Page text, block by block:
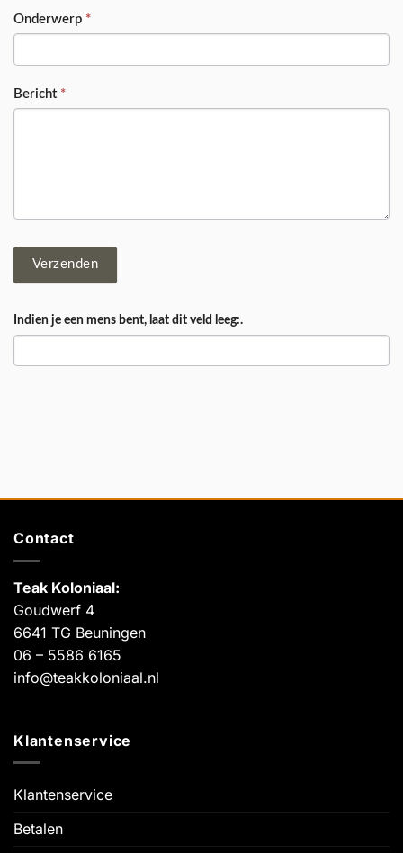
Onderwerp *
Bericht *
Verzenden
Indien je een mens bent, laat dit veld leeg:.
Contact
Teak Koloniaal:
Goudwerf 4
6641 TG Beuningen
06 – 5586 6165
info@teakkoloniaal.nl
Klantenservice
Klantenservice
Betalen